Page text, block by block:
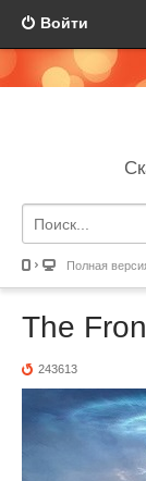
Войти
Полная
The
243613